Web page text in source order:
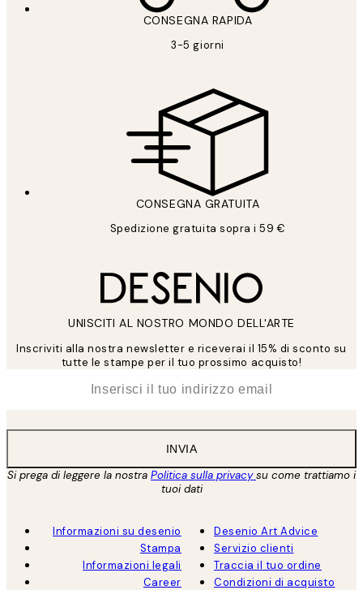
CONSEGNA RAPIDA
3-5 giorni
CONSEGNA GRATUITA
Spedizione gratuita sopra i 59 €
UNISCITI AL NOSTRO MONDO DELL'ARTE
Inscriviti alla nostra newsletter e riceverai il 15% di sconto su
tutte le stampe per il tuo prossimo acquisto!
INVIA
Si prega di leggere la nostra Politica sulla privacysu come trattiamo i
tuoi dati
Informazioni su desenio
Stampa
Informazioni legali
Career
Desenio Art Advice
Servizio clienti
Traccia il tuo ordine
Condizioni di acquisto